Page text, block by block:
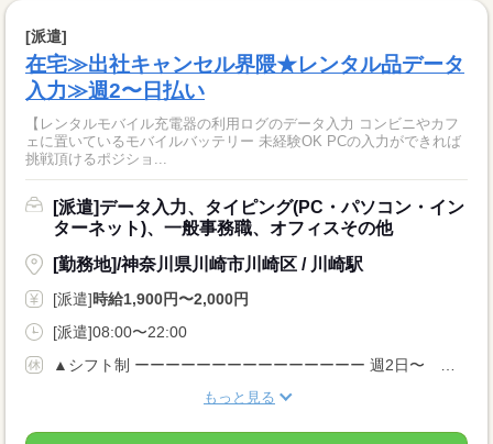
[派遣]
在宅≫出社キャンセル界隈★レンタル品データ
入力≫週2〜日払い
【レンタルモバイル充電器の利用ログのデータ入力 コンビニやカフ
ェに置いているモバイルバッテリー 未経験OK PCの入力ができれば
挑戦頂けるポジショ...
[派遣]データ入力、タイピング(PC・パソコン・イン
ターネット)、一般事務職、オフィスその他
[勤務地]/神奈川県川崎市川崎区 / 川崎駅
[派遣]時給1,900円〜2,000円
[派遣]08:00〜22:00
もっと見る